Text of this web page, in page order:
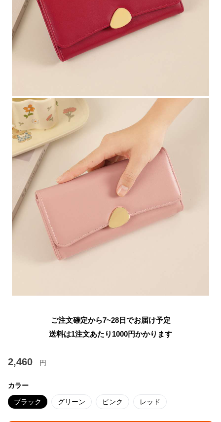
ご注文確定から7~28日でお届け予定
送料は1注文あたり 1000円かかります
2,460 円
カラー
ブラック グリーン ピンク レッド